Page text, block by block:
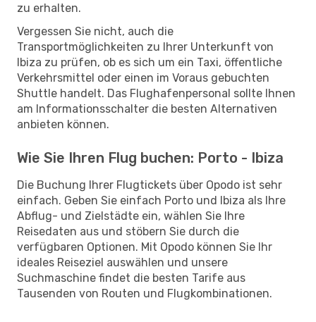
zu erhalten.
Vergessen Sie nicht, auch die
Transportmöglichkeiten zu Ihrer Unterkunft von
Ibiza zu prüfen, ob es sich um ein Taxi, öffentliche
Verkehrsmittel oder einen im Voraus gebuchten
Shuttle handelt. Das Flughafenpersonal sollte Ihnen
am Informationsschalter die besten Alternativen
anbieten können.
Wie Sie Ihren Flug buchen: Porto - Ibiza
Die Buchung Ihrer Flugtickets über Opodo ist sehr
einfach. Geben Sie einfach Porto und Ibiza als Ihre
Abflug- und Zielstädte ein, wählen Sie Ihre
Reisedaten aus und stöbern Sie durch die
verfügbaren Optionen. Mit Opodo können Sie Ihr
ideales Reiseziel auswählen und unsere
Suchmaschine findet die besten Tarife aus
Tausenden von Routen und Flugkombinationen.